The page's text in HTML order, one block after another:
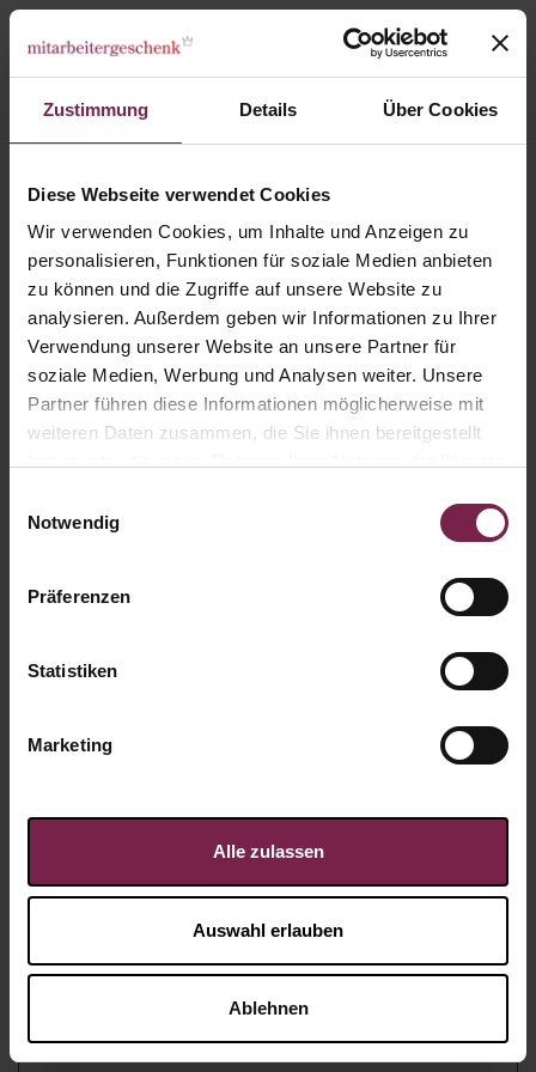
Zustimmung Details Über Cookies
Diese Webseite verwendet Cookies
Wir verwenden Cookies, um Inhalte und Anzeigen zu
personalisieren, Funktionen für soziale Medien anbieten
zu können und die Zugriffe auf unsere Website zu
analysieren. Außerdem geben wir Informationen zu Ihrer
Verwendung unserer Website an unsere Partner für
soziale Medien, Werbung und Analysen weiter. Unsere
Partner führen diese Informationen möglicherweise mit
weiteren Daten zusammen, die Sie ihnen bereitgestellt
Notwendig
Präferenzen
Statistiken
Marketing
Alle zulassen
Auswahl erlauben
Ablehnen
Karte: Branchenbildnis -
Innenausbau